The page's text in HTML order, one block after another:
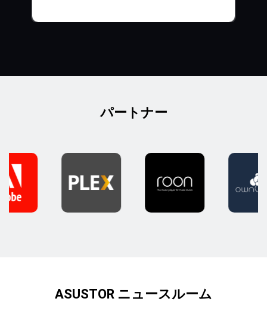
パートナー
ASUSTOR ニュースルーム